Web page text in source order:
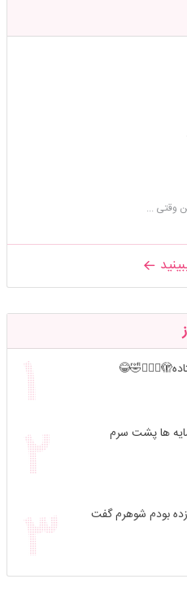
وقتی ...
ها پشت سرم
زده بودم شوهرم گفت